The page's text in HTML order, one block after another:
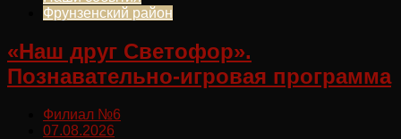
Фрунзенский район
«Наш друг Светофор».
Познавательно-игровая программа
Филиал №6
07.08.2026